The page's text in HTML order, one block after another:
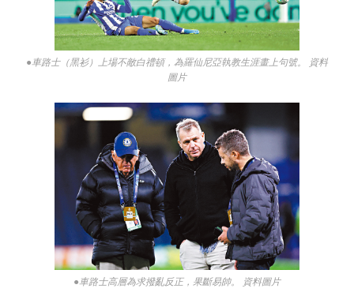
●車路士（黑衫）上場不敵白禮頓，為羅仙尼亞執教生涯畫上句號。 資料
圖片
●車路士高層為求撥亂反正，果斷易帥。 資料圖片